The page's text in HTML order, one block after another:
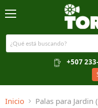
+507
Inicio Palas para Jardin